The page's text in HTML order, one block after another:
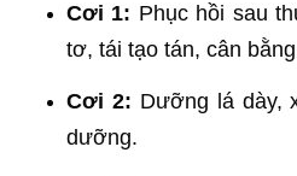
Cơi 1: Phục hồi sau
tơ, tái tạo tán, cân
Cơi 2: Dưỡng lá dày,
dưỡng.